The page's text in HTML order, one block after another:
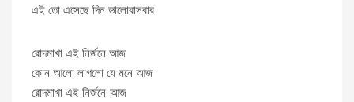
এই তো এসেছে দিন ভালোবাসবার
রোদমাখা এই নির্জনে আজ
কোন আলো লাগলো যে মনে আজ
রোদমাখা এই নির্জনে আজ